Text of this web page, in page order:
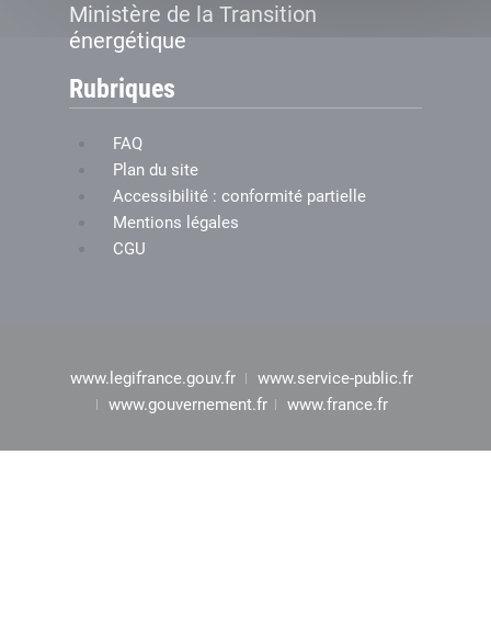
Ministère de la Transition
énergétique
Rubriques
FAQ
Plan du site
Accessibilité : conformité partielle
Mentions légales
CGU
www.legifrance.gouv.fr
www.service-public.fr
www.gouvernement.fr
www.france.fr